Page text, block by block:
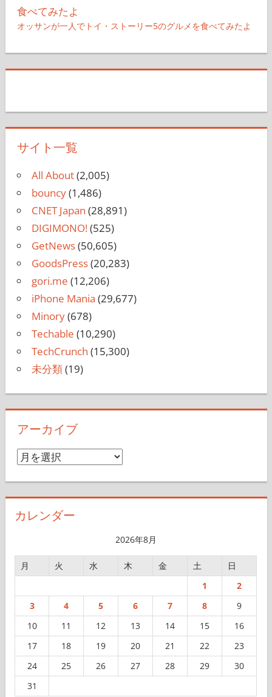
オッサンが一人でトイ・ストーリー5のグルメを食べてみたよ
サイト一覧
All About(2,005)
bouncy(1,486)
CNET Japan (28,891)
DIGIMONO!(525)
GetNews(50,605)
GoodsPress(20,283)
gori.me (12,206)
iPhone Mania (29,677)
Minory(678)
Techable (10,290)
TechCrunch (15,300)
未分類(19)
アーカイブ
ア
イ
カレンダー
2026年8月
月 火 水 木 金 土
日
1
2
3
4 5 6 7 8
9
10
11 12 13 14 15
16
17
18 19 20 21 22
23
24
25 26 27 28 29
30
31